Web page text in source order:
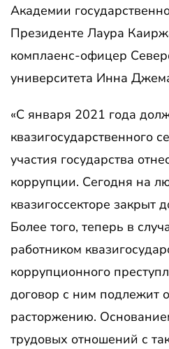
Академии
Президенте Лаура
комплаенс-офицер
университета Инна
«С января 2021 года
квазигосударственного
участия государства
коррупции. Сегодня на
квазигоссекторе закрыт
Более того, теперь в
работником
коррупционного
договор с ним подлежит
расторжению.
трудовых отношений с